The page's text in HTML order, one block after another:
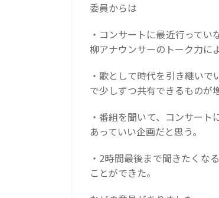
委員からは
・コンサートに最近行って
柳アナウンサーのトーク力に
・歌として時代を引き継い
で少しずつ共有できるものが
・番組を聞いて、コンサー
あっていい企画だと思う。
・2時間最後まで聞きたくな
ことができた。